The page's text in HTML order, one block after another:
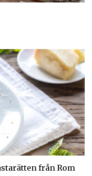
från Rom